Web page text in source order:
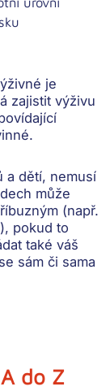
je
zajistit výživu
a dětí, nemusí
může
(např.
pokud to
také váš
sám či sama
do Z